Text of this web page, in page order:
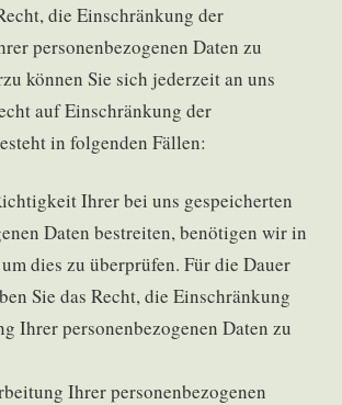
die Einschränkung der
personenbezogenen Daten zu
können Sie sich jederzeit an uns
auf Einschränkung der
in folgenden Fällen:
Ihrer bei uns gespeicherten
Daten bestreiten, benötigen wir in
dies zu überprüfen. Für die Dauer
Sie das Recht, die Einschränkung
Ihrer personenbezogenen Daten zu
Ihrer personenbezogenen